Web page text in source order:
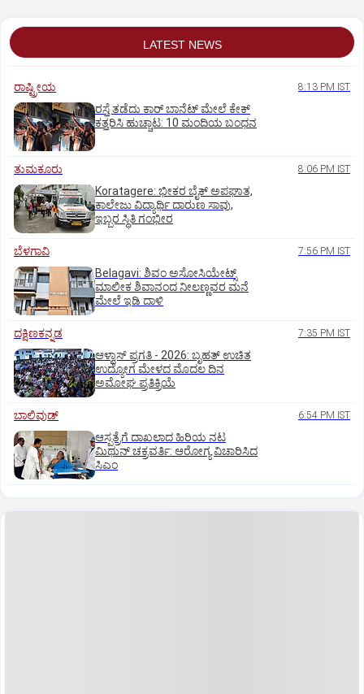
LATEST NEWS
ರಾಷ್ಟ್ರೀಯ 8:13 PM IST
ರಸ್ತೆ ತಡೆದು ಕಾರ್ ಬಾನೆಟ್ ಮೇಲೆ ಕೇಕ್
ಕತ್ತರಿಸಿ ಹುಚ್ಚಾಟ: 10 ಮಂದಿಯ ಬಂಧನ
ತುಮಕೂರು 8:06 PM IST
Koratagere: ಭೀಕರ ಬೈಕ್ ಅಪಘಾತ,
ಕಾಲೇಜು ವಿದ್ಯಾರ್ಥಿ ದಾರುಣ ಸಾವು,
ಇಬ್ಬರ ಸ್ಥಿತಿ ಗಂಭೀರ
ಬೆಳಗಾವಿ 7:56 PM IST
Belagavi: ಶಿವಂ ಅಸೋಸಿಯೇಟ್ಸ್
ಮಾಲೀಕ ಶಿವಾನಂದ ನೀಲಣ್ಣವರ ಮನೆ
ಮೇಲೆ ಇಡಿ‌ ದಾಳಿ
ದಕ್ಷಿಣಕನ್ನಡ 7:35 PM IST
ಆಳ್ವಾಸ್‌ ಪ್ರಗತಿ - 2026: ಬೃಹತ್ ಉಚಿತ
ಉದ್ಯೋಗ ಮೇಳದ ಮೊದಲ ದಿನ
ಅಮೋಘ ಪ್ರತಿಕ್ರಿಯೆ
ಬಾಲಿವುಡ್‌ 6:54 PM IST
ಆಸ್ಪತ್ರೆಗೆ ದಾಖಲಾದ ಹಿರಿಯ ನಟ
ಮಿಥುನ್ ಚಕ್ರವರ್ತಿ: ಆರೋಗ್ಯ ವಿಚಾರಿಸಿದ
ಸಿಎಂ